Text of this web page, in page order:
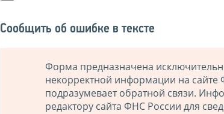
Сообщить об ошибке в тексте
Форма предназначена
некорректной информации на сайте
подразумевает обратной связи.
редактору сайта ФНС России для